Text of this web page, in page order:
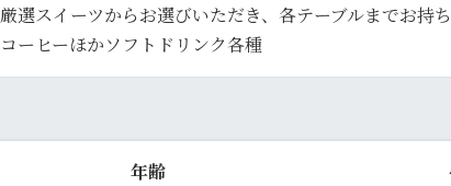
厳選スイーツからお選びいただき、各テーブルまでお持ち
コーヒーほかソフトドリンク各種
年齢